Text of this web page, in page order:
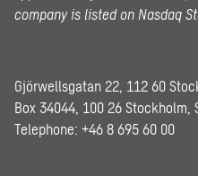
company is listed on Nasdaq
Gjörwellsgatan 22, 112 60
Box 34044, 100 26 Stockholm,
Telephone: +46 8 695 60 00